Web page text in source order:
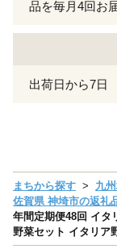
品を毎月4回お
出荷日から7日
まちから探す 九
佐賀県 神埼市の返礼
年間定期便48回 イタ
野菜セット イタリア